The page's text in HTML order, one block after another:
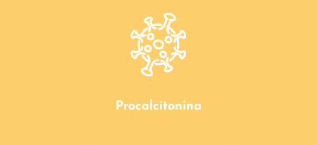
Procalcitonina